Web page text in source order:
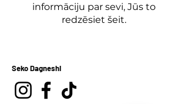
informāciju par sevi, Jūs to
redzēsiet šeit.
Seko Dagneshi